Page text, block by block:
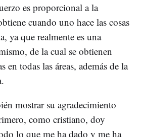
es proporcional a la
cuando uno hace las cosas
ya que realmente es una
de la cual se obtienen
en todas las áreas, además de la
mostrar su agradecimiento
como cristiano, doy
lo que me ha dado y me ha